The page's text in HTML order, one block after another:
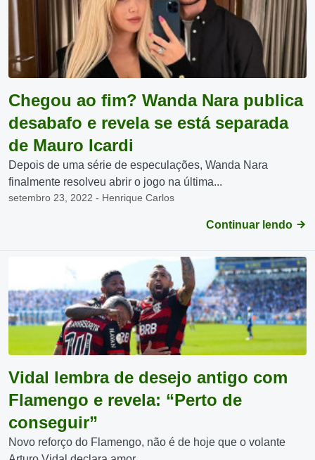
Chegou ao fim? Wanda Nara publica
desabafo e revela se está separada
de Mauro Icardi
Depois de uma série de especulações, Wanda Nara
finalmente resolveu abrir o jogo na última...
setembro 23, 2022 - Henrique Carlos
Continuar lendo
Vidal lembra de desejo antigo com
Flamengo e revela: “Perto de
conseguir”
Novo reforço do Flamengo, não é de hoje que o volante